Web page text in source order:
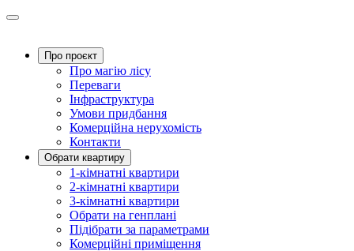
Про проєкт
Про магію ліcу
Переваги
Інфраструктура
Умови придбання
Комерційна нерухомість
Контакти
Обрати квартиру
1-кімнатні квартири
2-кімнатні квартири
3-кімнатні квартири
Обрати на генплані
Підібрати за параметрами
Комерційні приміщення